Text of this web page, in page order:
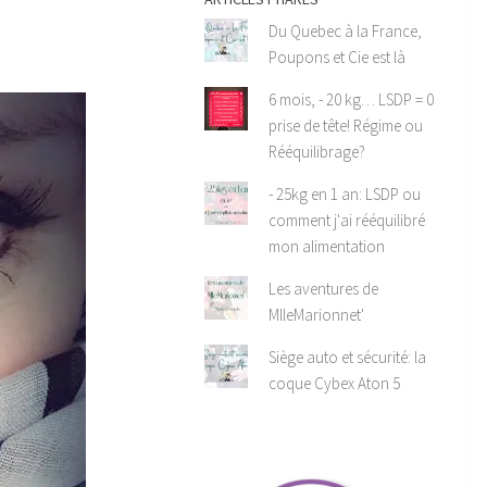
Du Quebec à la France,
Poupons et Cie est là
6 mois, - 20 kg… LSDP = 0
prise de tête! Régime ou
Rééquilibrage?
- 25kg en 1 an: LSDP ou
comment j'ai rééquilibré
mon alimentation
Les aventures de
MlleMarionnet'
Siège auto et sécurité: la
coque Cybex Aton 5